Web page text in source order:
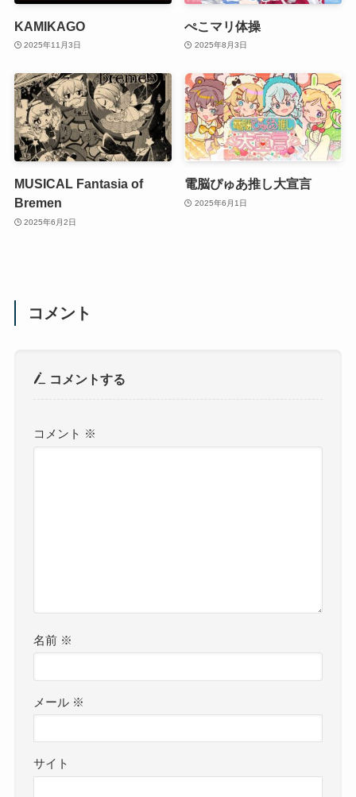
KAMIKAGO
2025年11月3日
ぺこマリ体操
2025年8月3日
MUSICAL Fantasia of
Bremen
2025年6月2日
電脳ぴゅあ推し大宣言
2025年6月1日
コメント
コメントする
コメント ※
名前 ※
メール ※
サイト